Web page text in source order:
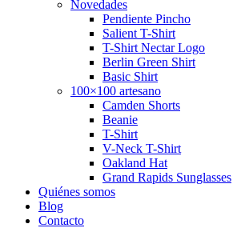
Novedades
Pendiente Pincho
Salient T-Shirt
T-Shirt Nectar Logo
Berlin Green Shirt
Basic Shirt
100×100 artesano
Camden Shorts
Beanie
T-Shirt
V-Neck T-Shirt
Oakland Hat
Grand Rapids Sunglasses
Quiénes somos
Blog
Contacto